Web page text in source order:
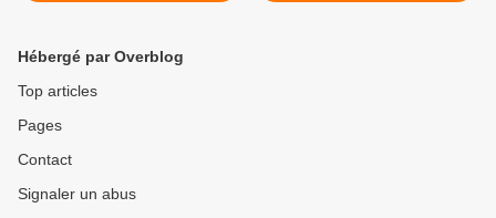
Hébergé par Overblog
Top articles
Pages
Contact
Signaler un abus